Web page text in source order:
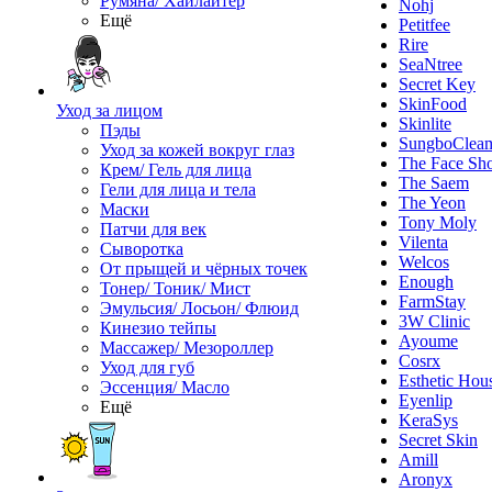
Ещё
Уход за лицом
Пэды
Уход за кожей вокруг глаз
Крем/ Гель для лица
Гели для лица и тела
Маски
Патчи для век
Сыворотка
От прыщей и чёрных точек
Тонер/ Тоник/ Мист
Эмульсия/ Лосьон/ Флюид
Кинезио тейпы
Массажер/ Мезороллер
Уход для губ
Эссенция/ Масло
Ещё
Nohj
Petitfee
Rire
SeaNtree
Secret Key
SkinFood
Skinlite
The Face
The Saem
The Yeon
Tony Moly
Vilenta
Welcos
Enough
FarmStay
3W Clinic
Ayoume
Cosrx
Esthetic
Eyenlip
KeraSys
Secret Skin
Amill
Aronyx